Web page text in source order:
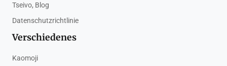
Tseivo, Blog
Datenschutzrichtlinie
Verschiedenes
Kaomoji